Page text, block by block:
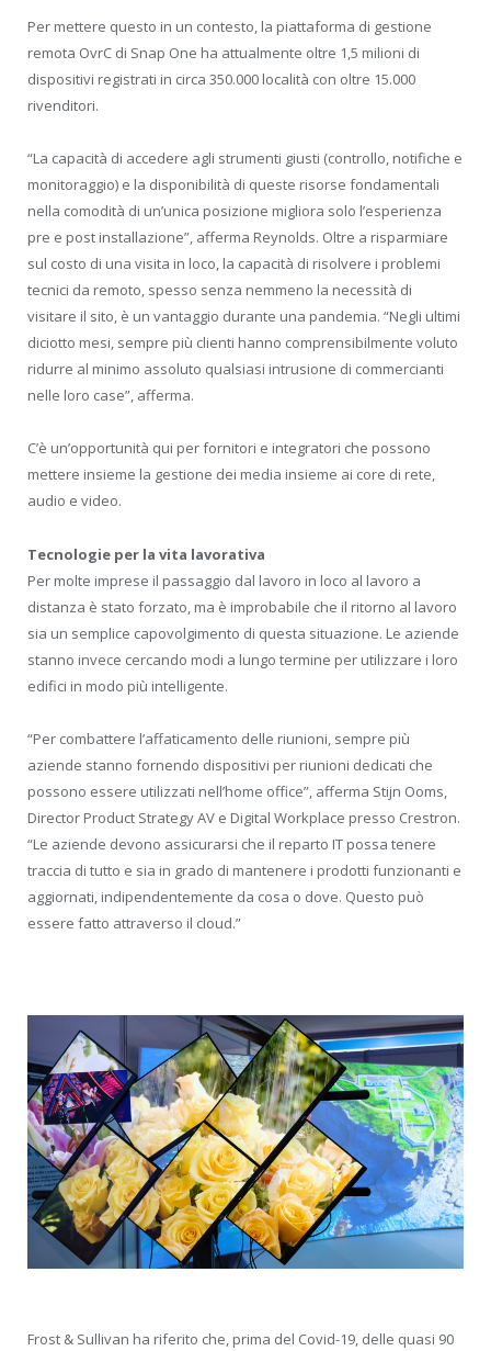
Per mettere questo in un contesto, la piattaforma di gestione
remota OvrC di Snap One ha attualmente oltre 1,5 milioni di
dispositivi registrati in circa 350.000 località con oltre 15.000
rivenditori.
“La capacità di accedere agli strumenti giusti (controllo, notifiche e
monitoraggio) e la disponibilità di queste risorse fondamentali
nella comodità di un’unica posizione migliora solo l’esperienza
pre e post installazione”, afferma Reynolds. Oltre a risparmiare
sul costo di una visita in loco, la capacità di risolvere i problemi
tecnici da remoto, spesso senza nemmeno la necessità di
visitare il sito, è un vantaggio durante una pandemia. “Negli ultimi
diciotto mesi, sempre più clienti hanno comprensibilmente voluto
ridurre al minimo assoluto qualsiasi intrusione di commercianti
nelle loro case”, afferma.
C’è un’opportunità qui per fornitori e integratori che possono
mettere insieme la gestione dei media insieme ai core di rete,
audio e video.
Tecnologie per la vita lavorativa
Per molte imprese il passaggio dal lavoro in loco al lavoro a
distanza è stato forzato, ma è improbabile che il ritorno al lavoro
sia un semplice capovolgimento di questa situazione. Le aziende
stanno invece cercando modi a lungo termine per utilizzare i loro
edifici in modo più intelligente.
“Per combattere l’affaticamento delle riunioni, sempre più
aziende stanno fornendo dispositivi per riunioni dedicati che
possono essere utilizzati nell’home office”, afferma Stijn Ooms,
Director Product Strategy AV e Digital Workplace presso Crestron.
“Le aziende devono assicurarsi che il reparto IT possa tenere
traccia di tutto e sia in grado di mantenere i prodotti funzionanti e
aggiornati, indipendentemente da cosa o dove. Questo può
essere fatto attraverso il cloud.”
Frost & Sullivan ha riferito che, prima del Covid-19, delle quasi 90